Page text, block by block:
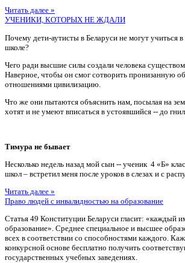
Читать далее »
УЧЕНИКИ, КОТОРЫХ НЕ ЖДАЛИ
Почему дети-аутисты в Беларуси не могут учиться
школе?
Чего ради высшие силы создали человека
Наверное, чтобы он смог сотворить пронизанную
отношениями цивилизацию.
Что же они пытаются объяснить нам, посылая на
хотят и не умеют вписаться в устоявшийся -- до
Тимура не бывает
Несколько недель назад мой сын -- ученик 4 «Б»
школ – встретил меня после уроков в слезах и с
Читать далее »
Право людей с инвалидностью на образование
Статья 49 Конституции Беларуси гласит: «каждый
образование». Среднее специальное и высшее
всех в соответствии со способностями каждого.
конкурсной основе бесплатно получить
государственных учебных заведениях.